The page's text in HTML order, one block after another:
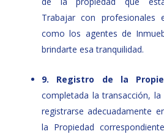
Trabajar con profesionales
como los agentes de
brindarte esa tranquilidad.
9. Registro de la
completada la transacción, la
registrarse adecuadamente
la Propiedad